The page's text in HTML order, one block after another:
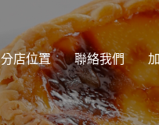
分店位置 聯絡我們